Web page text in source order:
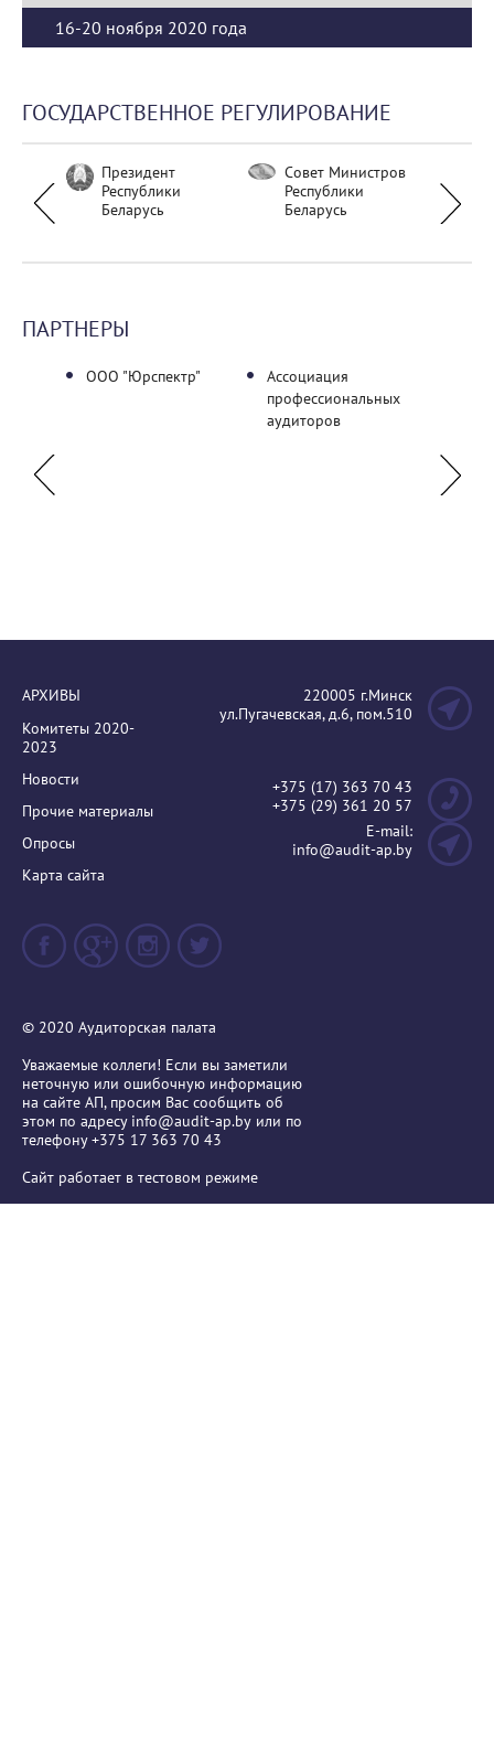
16-20 ноября 2020 года
ГОСУДАРСТВЕННОЕ РЕГУЛИРОВАНИЕ
Президент
Республики
Беларусь
Совет Министров
Республики
Беларусь
ПАРТНЕРЫ
ООО "Юрспектр"
Ассоциация
профессиональных
аудиторов
АРХИВЫ
Комитеты 2020-
2023
Новости
Прочие материалы
Опросы
Карта сайта
220005 г.Минск
ул.Пугачевская, д.6, пом.510
+375 (17) 363 70 43
+375 (29) 361 20 57
E-mail:
info@audit-ap.by
© 2020 Аудиторская палата
Уважаемые коллеги! Если вы заметили
неточную или ошибочную информацию
на сайте АП, просим Вас сообщить об
этом по адресу info@audit-ap.by или по
телефону +375 17 363 70 43
Сайт работает в тестовом режиме